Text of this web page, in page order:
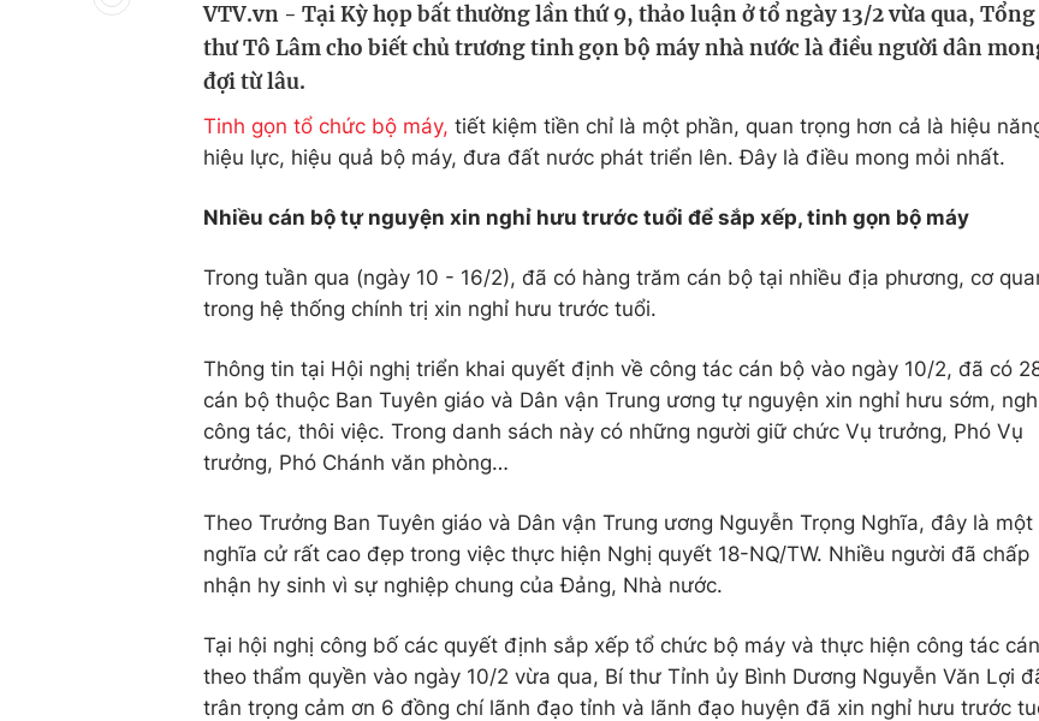
Chất lượng cuộc sống
Thị trường
VTV.vn - Tại Kỳ họp bất thường lần thứ 9, thảo luận ở tổ ngày 13/2 vừa qua,
thư Tô Lâm cho biết chủ trương tinh gọn bộ máy nhà nước là điều người dân
đợi từ lâu.
Tinh gọn tổ chức bộ máy, tiết kiệm tiền chỉ là một phần, quan trọng hơn cả là hiệu
hiệu lực, hiệu quả bộ máy, đưa đất nước phát triển lên. Đây là điều mong mỏi nhất.
Nhiều cán bộ tự nguyện xin nghỉ hưu trước tuổi để sắp xếp, tinh gọn bộ máy
Trong tuần qua (ngày 10 - 16/2), đã có hàng trăm cán bộ tại nhiều địa phương, cơ
trong hệ thống chính trị xin nghỉ hưu trước tuổi.
Thông tin tại Hội nghị triển khai quyết định về công tác cán bộ vào ngày 10/2, đã có
cán bộ thuộc Ban Tuyên giáo và Dân vận Trung ương tự nguyện xin nghỉ hưu sớm,
công tác, thôi việc. Trong danh sách này có những người giữ chức Vụ trưởng, Phó Vụ
trưởng, Phó Chánh văn phòng…
Theo Trưởng Ban Tuyên giáo và Dân vận Trung ương Nguyễn Trọng Nghĩa, đây là một
nghĩa cử rất cao đẹp trong việc thực hiện Nghị quyết 18-NQ/TW. Nhiều người đã chấp
nhận hy sinh vì sự nghiệp chung của Đảng, Nhà nước.
Tại hội nghị công bố các quyết định sắp xếp tổ chức bộ máy và thực hiện công tác
theo thẩm quyền vào ngày 10/2 vừa qua, Bí thư Tỉnh ủy Bình Dương Nguyễn Văn Lợi
trân trọng cảm ơn 6 đồng chí lãnh đạo tỉnh và lãnh đạo huyện đã xin nghỉ hưu trước